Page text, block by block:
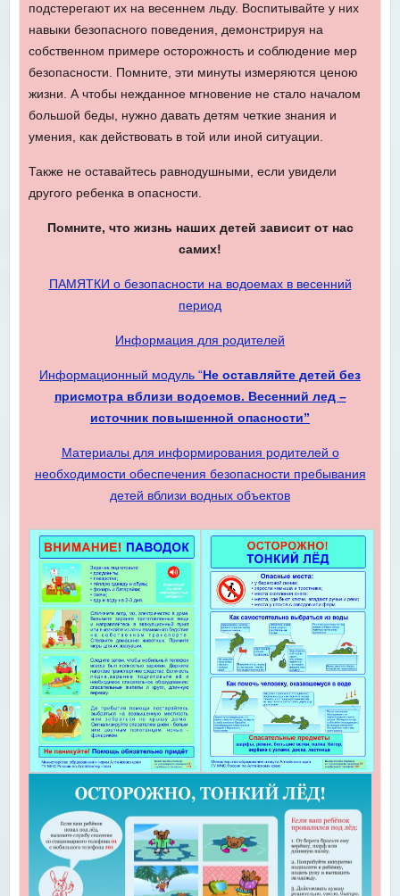
подстерегают их на весеннем льду. Воспитывайте у них
навыки безопасного поведения, демонстрируя на
собственном примере осторожность и соблюдение мер
безопасности. Помните, эти минуты измеряются ценою
жизни. А чтобы нежданное мгновение не стало началом
большой беды, нужно давать детям четкие знания и
умения, как действовать в той или иной ситуации.
Также не оставайтесь равнодушными, если увидели
другого ребенка в опасности.
Помните, что жизнь наших детей зависит от нас
самих!
ПАМЯТКИ о безопасности на водоемах в весенний
период
Информация для родителей
Информационный модуль “Не оставляйте детей без
присмотра вблизи водоемов. Весенний лед –
источник повышенной опасности”
Материалы для информирования родителей о
необходимости обеспечения безопасности пребывания
детей вблизи водных объектов